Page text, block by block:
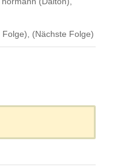
Folge) (Nächste Folge)